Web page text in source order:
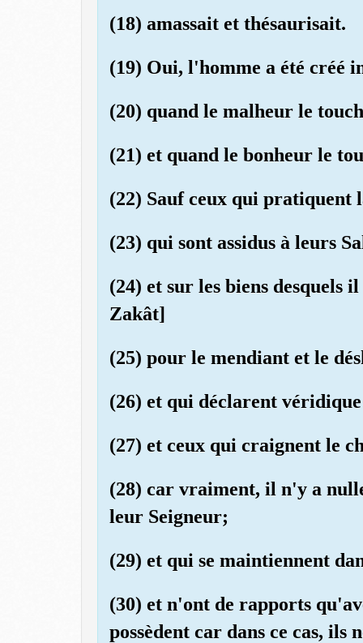
(18) amassait et thésaurisait.
(19) Oui, l'homme a été créé
(20) quand le malheur le
(21) et quand le bonheur le
(22) Sauf ceux qui pratiquent
(23) qui sont assidus à leurs
(24) et sur les biens
Zakât]
(25) pour le mendiant et le
(26) et qui déclarent
(27) et ceux qui craignent le
(28) car vraiment, il n'y a
leur Seigneur;
(29) et qui se maintiennent
(30) et n'ont de rapports
possèdent car dans ce cas, ils